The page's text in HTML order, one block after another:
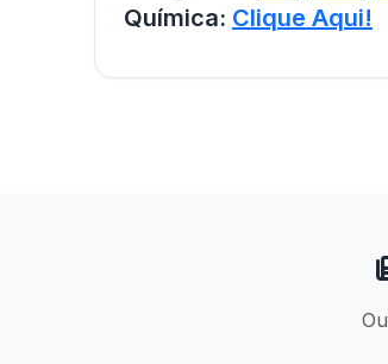
Química: Clique Aqui!